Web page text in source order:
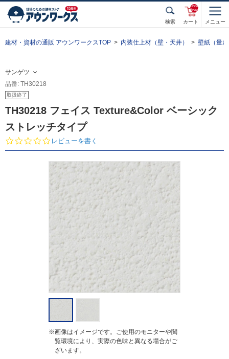
検索 カート
unde
fined
メニュー
建材・資材の通販 アウンワークスTOP 内装仕上材（壁・天井） 壁紙（量
サンゲツ
品番: TH30218
取扱終了
TH30218 フェイス Texture&Color ベーシック
ストレッチタイプ
0.
0
a
r
a
n
レビューを書く
※画像はイメージです。ご使用のモニターや閲
覧環境により、実際の色味と異なる場合がご
ざいます。